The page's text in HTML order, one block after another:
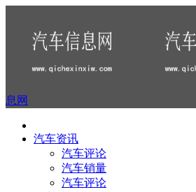
息网
汽车资讯
汽车评论
汽车销量
汽车评论